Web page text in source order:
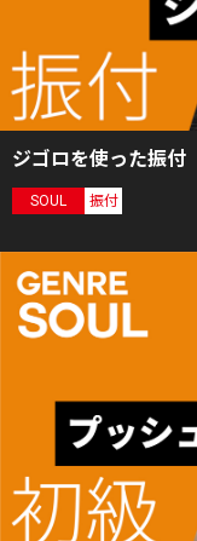
ジゴロを使った振付
SOUL 振付